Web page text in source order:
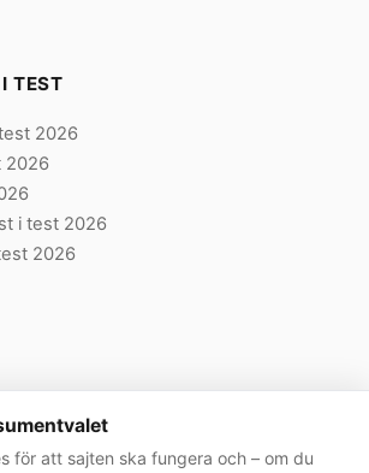
TEST
2026
2026
i test 2026
2026
för att sajten ska fungera och – om du